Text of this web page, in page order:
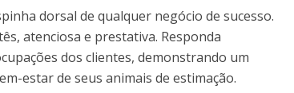
dorsal de qualquer negócio de sucesso.
atenciosa e prestativa. Responda
dos clientes, demonstrando um
estar de seus animais de estimação.